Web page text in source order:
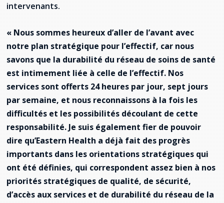
intervenants.
« Nous sommes heureux d’aller de l’avant avec
notre plan stratégique pour l’effectif, car nous
savons que la durabilité du réseau de soins de santé
est intimement liée à celle de l’effectif. Nos
services sont offerts 24 heures par jour, sept jours
par semaine, et nous reconnaissons à la fois les
difficultés et les possibilités découlant de cette
responsabilité. Je suis également fier de pouvoir
dire qu’Eastern Health a déjà fait des progrès
importants dans les orientations stratégiques qui
ont été définies, qui correspondent assez bien à nos
priorités stratégiques de qualité, de sécurité,
d’accès aux services et de durabilité du réseau de la